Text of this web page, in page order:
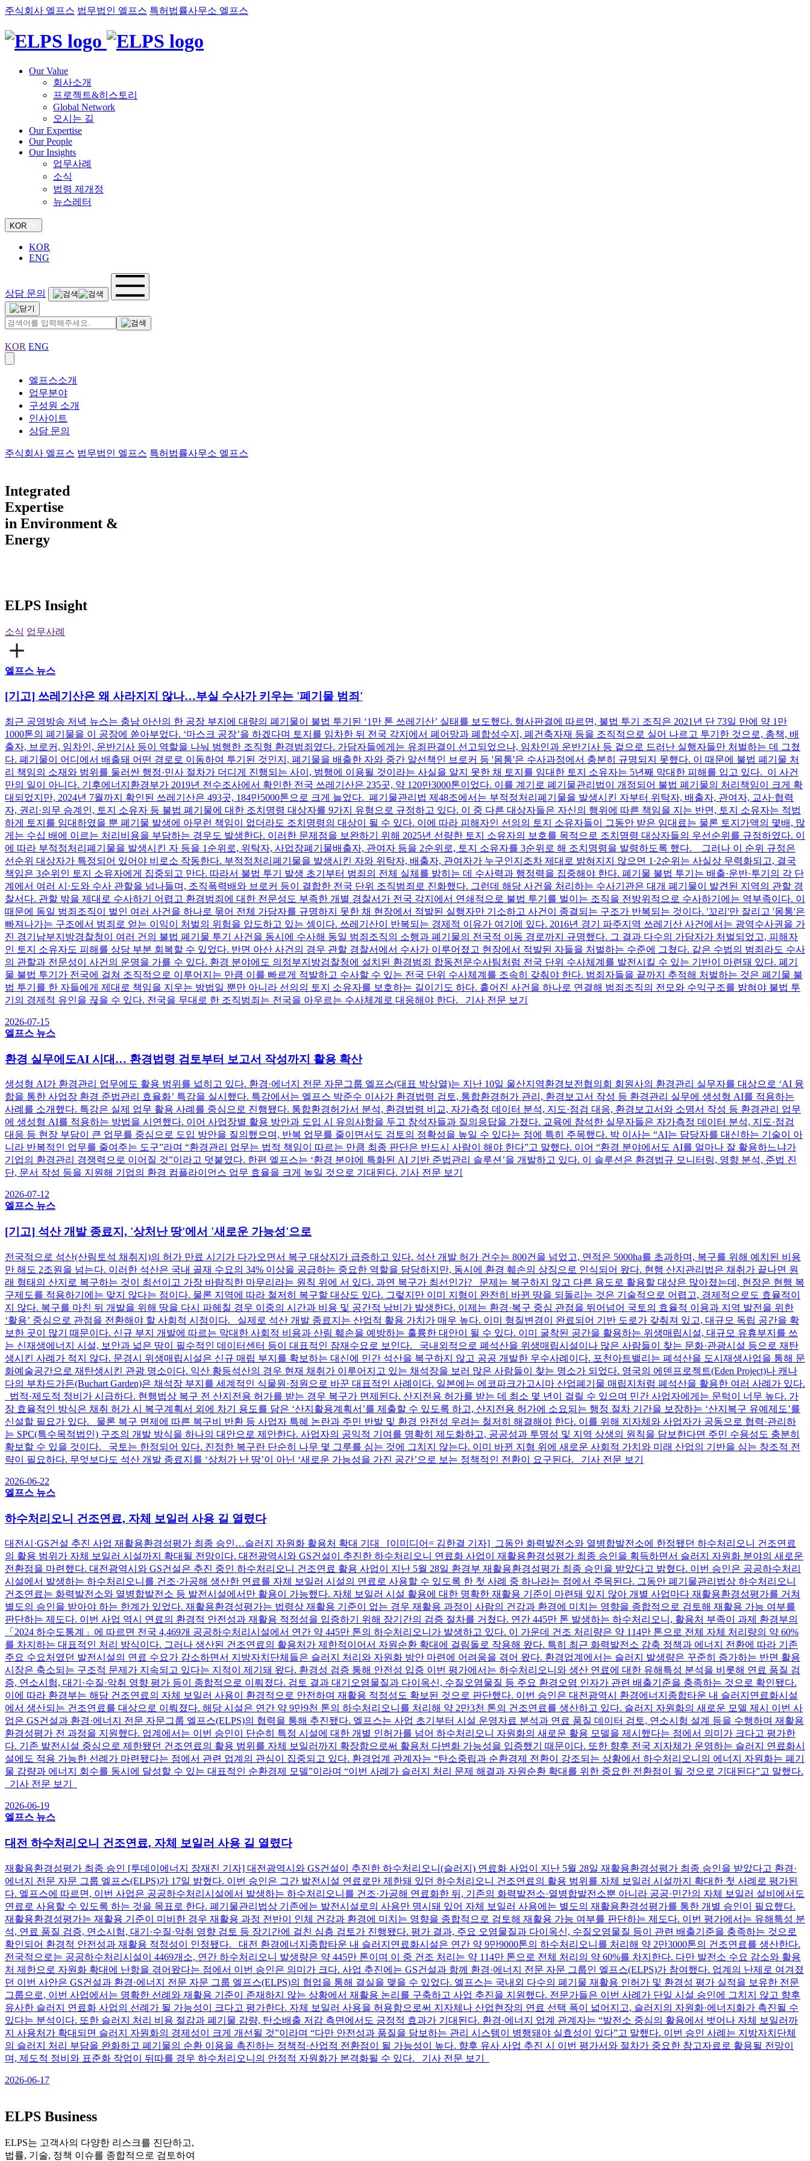
주식회사 엘프스 법무법인 엘프스 특허법률사무소 엘프스
Our Value
회사소개
프로젝트&히스토리
Global Network
오시는 길
Our Expertise
Our People
Our Insights
업무사례
소식
법령 제개정
뉴스레터
KOR
KOR
ENG
상담 문의
KOR ENG
엘프스소개
업무분야
구성원 소개
인사이트
상담 문의
주식회사 엘프스 법무법인 엘프스 특허법률사무소 엘프스
Integrated
Expertise
in Environment &
Energy
ELPS Insight
소식 업무사례
엘프스 뉴스
[기고] 쓰레기산은 왜 사라지지 않나…부실 수사가 키우는 '폐기물 범죄'
최근 공영방송 저녁 뉴스는 충남 아산의 한 공장 부지에 대량의 폐기물이 불법 투기된 ‘1만 톤 쓰레기산’ 실태를 보도했다. 형사판결에 따르면, 불법 투기 조직은 2021년 단 73일 만에 약 1만
1000톤의 폐기물을 이 공장에 쏟아부었다. ‘마스크 공장’을 하겠다며 토지를 임차한 뒤 전국 각지에서 폐어망과 폐합성수지, 폐건축자재 등을 조직적으로 실어 나르고 투기한 것으로, 총책, 배
출자, 브로커, 임차인, 운반기사 등이 역할을 나눠 범행한 조직형 환경범죄였다. 가담자들에게는 유죄판결이 선고되었으나, 임차인과 운반기사 등 겉으로 드러난 실행자들만 처벌하는 데 그쳤
다. 폐기물이 어디에서 배출돼 어떤 경로로 이동하여 투기된 것인지, 폐기물을 배출한 자와 중간 알선책인 브로커 등 '몸통'은 수사과정에서 충분히 규명되지 못했다. 이 때문에 불법 폐기물 처
리 책임의 소재와 범위를 둘러싼 행정·민사 절차가 더디게 진행되는 사이, 범행에 이용될 것이라는 사실을 알지 못한 채 토지를 임대한 토지 소유자는 5년째 막대한 피해를 입고 있다. 이 사건
만의 일이 아니다. 기후에너지환경부가 2019년 전수조사에서 확인한 전국 쓰레기산은 235곳, 약 120만3000톤이었다. 이를 계기로 폐기물관리법이 개정되어 불법 폐기물의 처리책임이 크게 확
대되었지만, 2024년 7월까지 확인된 쓰레기산은 493곳, 184만5000톤으로 크게 늘었다. 폐기물관리법 제48조에서는 부적정처리폐기물을 발생시킨 자부터 위탁자, 배출자, 관여자, 교사·협력
자, 권리·의무 승계인, 토지 소유자 등 불법 폐기물에 대한 조치명령 대상자를 9가지 유형으로 규정하고 있다. 이 중 다른 대상자들은 자신의 행위에 따른 책임을 지는 반면, 토지 소유자는 적법
하게 토지를 임대하였을 뿐 폐기물 발생에 아무런 책임이 없더라도 조치명령의 대상이 될 수 있다. 이에 따라 피해자인 선의의 토지 소유자들이 그동안 받은 임대료는 물론 토지가액의 몇배, 많
게는 수십 배에 이르는 처리비용을 부담하는 경우도 발생한다. 이러한 문제점을 보완하기 위해 2025년 선량한 토지 소유자의 보호를 목적으로 조치명령 대상자들의 우선순위를 규정하였다. 이
에 따라 부적정처리폐기물을 발생시킨 자 등을 1순위로, 위탁자, 사업장폐기물배출자, 관여자 등을 2순위로, 토지 소유자를 3순위로 해 조치명령을 발령하도록 했다. 그러나 이 순위 규정은
선순위 대상자가 특정되어 있어야 비로소 작동한다. 부적정처리폐기물을 발생시킨 자와 위탁자, 배출자, 관여자가 누구인지조차 제대로 밝혀지지 않으면 1·2순위는 사실상 무력화되고, 결국
책임은 3순위인 토지 소유자에게 집중되고 만다. 따라서 불법 투기 발생 초기부터 범죄의 전체 실체를 밝히는 데 수사력과 행정력을 집중해야 한다. 폐기물 불법 투기는 배출·운반·투기의 각 단
계에서 여러 시·도와 수사 관할을 넘나들며, 조직폭력배와 브로커 등이 결합한 전국 단위 조직범죄로 진화했다. 그런데 해당 사건을 처리하는 수사기관은 대개 폐기물이 발견된 지역의 관할 경
찰서다. 관할 밖을 제대로 수사하기 어렵고 환경범죄에 대한 전문성도 부족한 개별 경찰서가 전국 각지에서 연쇄적으로 불법 투기를 벌이는 조직을 전방위적으로 수사하기에는 역부족이다. 이
때문에 동일 범죄조직이 벌인 여러 사건을 하나로 묶어 전체 가담자를 규명하지 못한 채 현장에서 적발된 실행자만 기소하고 사건이 종결되는 구조가 반복되는 것이다. '꼬리'만 잘리고 '몸통'은
빠져나가는 구조에서 범죄로 얻는 이익이 처벌의 위험을 압도하고 있는 셈이다. 쓰레기산이 반복되는 경제적 이유가 여기에 있다. 2016년 경기 파주지역 쓰레기산 사건에서는 광역수사권을 가
진 경기남부지방경찰청이 여러 건의 불법 폐기물 투기 사건을 동시에 수사해 동일 범죄조직의 소행과 폐기물의 전국적 이동 경로까지 규명했다. 그 결과 다수의 가담자가 처벌되었고, 피해자
인 토지 소유자도 피해를 상당 부분 회복할 수 있었다. 반면 아산 사건의 경우 관할 경찰서에서 수사가 이루어졌고 현장에서 적발된 자들을 처벌하는 수준에 그쳤다. 같은 수법의 범죄라도 수사
의 관할과 전문성이 사건의 운명을 가를 수 있다. 환경 분야에도 의정부지방검찰청에 설치된 환경범죄 합동전문수사팀처럼 전국 단위 수사체계를 발전시킬 수 있는 기반이 마련돼 있다. 폐기
물 불법 투기가 전국에 걸쳐 조직적으로 이루어지는 만큼 이를 빠르게 적발하고 수사할 수 있는 전국 단위 수사체계를 조속히 갖춰야 한다. 범죄자들을 끝까지 추적해 처벌하는 것은 폐기물 불
법 투기를 한 자들에게 제대로 책임을 지우는 방법일 뿐만 아니라 선의의 토지 소유자를 보호하는 길이기도 하다. 흩어진 사건을 하나로 연결해 범죄조직의 전모와 수익구조를 밝혀야 불법 투
기의 경제적 유인을 끊을 수 있다. 전국을 무대로 한 조직범죄는 전국을 아우르는 수사체계로 대응해야 한다. 기사 전문 보기
2026-07-15
엘프스 뉴스
환경 실무에도AI 시대… 환경법령 검토부터 보고서 작성까지 활용 확산
생성형 AI가 환경관리 업무에도 활용 범위를 넓히고 있다. 환경·에너지 전문 자문그룹 엘프스(대표 박상열)는 지난 10일 울산지역환경보전협의회 회원사의 환경관리 실무자를 대상으로 ‘AI 융
합을 통한 사업장 환경 준법관리 효율화’ 특강을 실시했다. 특강에서는 엘프스 박준수 이사가 환경법령 검토, 통합환경허가 관리, 환경보고서 작성 등 환경관리 실무에 생성형 AI를 적용하는
사례를 소개했다. 특강은 실제 업무 활용 사례를 중심으로 진행됐다. 통합환경허가서 분석, 환경법령 비교, 자가측정 데이터 분석, 지도·점검 대응, 환경보고서와 소명서 작성 등 환경관리 업무
에 생성형 AI를 적용하는 방법을 시연했다. 이어 사업장별 활용 방안과 도입 시 유의사항을 두고 참석자들과 질의응답을 가졌다. 교육에 참석한 실무자들은 자가측정 데이터 분석, 지도·점검
대응 등 현장 부담이 큰 업무를 중심으로 도입 방안을 질의했으며, 반복 업무를 줄이면서도 검토의 정확성을 높일 수 있다는 점에 특히 주목했다. 박 이사는 “AI는 담당자를 대신하는 기술이 아
니라 반복적인 업무를 줄여주는 도구”라며 “환경관리 업무는 법적 책임이 따르는 만큼 최종 판단은 반드시 사람이 해야 한다”고 말했다. 이어 “환경 분야에서도 AI를 얼마나 잘 활용하느냐가
기업의 환경관리 경쟁력으로 이어질 것”이라고 덧붙였다. 한편 엘프스는 ‘환경 분야에 특화된 AI 기반 준법관리 솔루션’을 개발하고 있다. 이 솔루션은 환경법규 모니터링, 영향 분석, 준법 진
단, 문서 작성 등을 지원해 기업의 환경 컴플라이언스 업무 효율을 크게 높일 것으로 기대된다. 기사 전문 보기
2026-07-12
엘프스 뉴스
[기고] 석산 개발 종료지, '상처난 땅'에서 '새로운 가능성'으로
전국적으로 석산(산림토석 채취지)의 허가 만료 시기가 다가오면서 복구 대상지가 급증하고 있다. 석산 개발 허가 건수는 800건을 넘었고, 면적은 5000ha를 초과하며, 복구를 위해 예치된 비용
만 해도 2조원을 넘는다. 이러한 석산은 국내 골재 수요의 34% 이상을 공급하는 중요한 역할을 담당하지만, 동시에 환경 훼손의 상징으로 인식되어 왔다. 현행 산지관리법은 채취가 끝나면 원
래 형태의 산지로 복구하는 것이 최선이고 가장 바람직한 마무리라는 원칙 위에 서 있다. 과연 복구가 최선인가? 문제는 복구하지 않고 다른 용도로 활용할 대상은 많아졌는데, 현장은 현행 복
구제도를 적용하기에는 맞지 않다는 점이다. 물론 지역에 따라 철저히 복구할 대상도 있다. 그렇지만 이미 지형이 완전히 바뀐 땅을 되돌리는 것은 기술적으로 어렵고, 경제적으로도 효율적이
지 않다. 복구를 마친 뒤 개발을 위해 땅을 다시 파헤칠 경우 이중의 시간과 비용 및 공간적 낭비가 발생한다. 이제는 환경·복구 중심 관점을 뛰어넘어 국토의 효율적 이용과 지역 발전을 위한
‘활용’ 중심으로 관점을 전환해야 할 사회적 시점이다. 실제로 석산 개발 종료지는 산업적 활용 가치가 매우 높다. 이미 형질변경이 완료되어 기반 도로가 갖춰져 있고, 대규모 독립 공간을 확
보한 곳이 많기 때문이다. 신규 부지 개발에 따르는 막대한 사회적 비용과 산림 훼손을 예방하는 훌륭한 대안이 될 수 있다. 이미 굴착된 공간을 활용하는 위생매립시설, 대규모 유휴부지를 쓰
는 신재생에너지 시설, 보안과 넓은 땅이 필수적인 데이터센터 등이 대표적인 잠재수요로 보인다. 국내외적으로 폐석산을 위생매립시설이나 많은 사람들이 찾는 문화·관광시설 등으로 재탄
생시킨 사례가 적지 않다. 문경시 위생매립시설은 신규 매립 부지를 확보하는 대신에 민간 석산을 복구하지 않고 공공 개발한 우수사례이다. 포천아트밸리는 폐석산을 도시재생사업을 통해 문
화예술공간으로 재탄생시킨 관광 명소이다. 익산 황등석산의 경우 현재 채취가 이루어지고 있는 채석장을 보러 많은 사람들이 찾는 명소가 되었다. 영국의 에덴프로젝트(Eden Project)나 캐나
다의 부차드가든(Buchart Garden)은 채석장 부지를 세계적인 식물원·정원으로 바꾼 대표적인 사례이다. 일본에는 에코파크가고시마 산업폐기물 매립지처럼 폐석산을 활용한 여러 사례가 있다.
법적·제도적 정비가 시급하다. 현행법상 복구 전 산지전용 허가를 받는 경우 복구가 면제된다. 산지전용 허가를 받는 데 최소 몇 년이 걸릴 수 있으며 민간 사업자에게는 문턱이 너무 높다. 가
장 효율적인 방식은 채취 허가 시 복구계획서 외에 차기 용도를 담은 ‘산지활용계획서’를 제출할 수 있도록 하고, 산지전용 허가에 소요되는 행정 절차 기간을 보장하는 ‘산지복구 유예제도’를
신설할 필요가 있다. 물론 복구 면제에 따른 복구비 반환 등 사업자 특혜 논란과 주민 반발 및 환경 안전성 우려는 철저히 해결해야 한다. 이를 위해 지자체와 사업자가 공동으로 협력·관리하
는 SPC(특수목적법인) 구조의 개발 방식을 하나의 대안으로 제안한다. 사업자의 공익적 기여를 명확히 제도화하고, 공공성과 투명성 및 지역 상생의 원칙을 담보한다면 주민 수용성도 충분히
확보할 수 있을 것이다. 국토는 한정되어 있다. 진정한 복구란 단순히 나무 몇 그루를 심는 것에 그치지 않는다. 이미 바뀐 지형 위에 새로운 사회적 가치와 미래 산업의 기반을 심는 창조적 전
략이 필요하다. 무엇보다도 석산 개발 종료지를 ‘상처가 난 땅’이 아닌 ‘새로운 가능성을 가진 공간’으로 보는 정책적인 전환이 요구된다. 기사 전문 보기
2026-06-22
엘프스 뉴스
하수처리오니 건조연료, 자체 보일러 사용 길 열렸다
대전시·GS건설 추진 사업 재활용환경성평가 최종 승인…슬러지 자원화 활용처 확대 기대 [이미디어= 김한결 기자] 그동안 화력발전소와 열병합발전소에 한정됐던 하수처리오니 건조연료
의 활용 범위가 자체 보일러 시설까지 확대될 전망이다. 대전광역시와 GS건설이 추진한 하수처리오니 연료화 사업이 재활용환경성평가 최종 승인을 획득하면서 슬러지 자원화 분야의 새로운
전환점을 마련했다. 대전광역시와 GS건설은 추진 중인 하수처리오니 건조연료 활용 사업이 지난 5월 28일 환경부 재활용환경성평가 최종 승인을 받았다고 밝혔다. 이번 승인은 공공하수처리
시설에서 발생하는 하수처리오니를 건조·가공해 생산한 연료를 자체 보일러 시설의 연료로 사용할 수 있도록 한 첫 사례 중 하나라는 점에서 주목된다. 그동안 폐기물관리법상 하수처리오니
건조연료는 화력발전소와 열병합발전소 등 발전시설에서만 활용이 가능했다. 자체 보일러 시설 활용에 대한 명확한 재활용 기준이 마련돼 있지 않아 개별 사업마다 재활용환경성평가를 거쳐
별도의 승인을 받아야 하는 한계가 있었다. 재활용환경성평가는 법령상 재활용 기준이 없는 경우 재활용 과정이 사람의 건강과 환경에 미치는 영향을 종합적으로 검토해 재활용 가능 여부를
판단하는 제도다. 이번 사업 역시 연료의 환경적 안전성과 재활용 적정성을 입증하기 위해 장기간의 검증 절차를 거쳤다. 연간 445만 톤 발생하는 하수처리오니, 활용처 부족이 과제 환경부의
「2024 하수도통계」에 따르면 전국 4,469개 공공하수처리시설에서 연간 약 445만 톤의 하수처리오니가 발생하고 있다. 이 가운데 건조 처리량은 약 114만 톤으로 전체 자체 처리량의 약 60%
를 차지하는 대표적인 처리 방식이다. 그러나 생산된 건조연료의 활용처가 제한적이어서 자원순환 확대에 걸림돌로 작용해 왔다. 특히 최근 화력발전소 감축 정책과 에너지 전환에 따라 기존
주요 수요처였던 발전시설의 연료 수요가 감소하면서 지방자치단체들은 슬러지 처리와 자원화 방안 마련에 어려움을 겪어 왔다. 환경업계에서는 슬러지 발생량은 꾸준히 증가하는 반면 활용
시장은 축소되는 구조적 문제가 지속되고 있다는 지적이 제기돼 왔다. 환경성 검증 통해 안전성 입증 이번 평가에서는 하수처리오니와 생산 연료에 대한 유해특성 분석을 비롯해 연료 품질 검
증, 연소시험, 대기·수질·악취 영향 평가 등이 종합적으로 이뤄졌다. 검토 결과 대기오염물질과 다이옥신, 수질오염물질 등 주요 환경오염 인자가 관련 배출기준을 충족하는 것으로 확인됐다.
이에 따라 환경부는 해당 건조연료의 자체 보일러 사용이 환경적으로 안전하며 재활용 적정성도 확보된 것으로 판단했다. 이번 승인은 대전광역시 환경에너지종합타운 내 슬러지연료화시설
에서 생산되는 건조연료를 대상으로 이뤄졌다. 해당 시설은 연간 약 9만9천 톤의 하수처리오니를 처리해 약 2만3천 톤의 건조연료를 생산하고 있다. 슬러지 자원화의 새로운 모델 제시 이번 사
업은 GS건설과 환경·에너지 전문 자문그룹 엘프스(ELPS)의 협력을 통해 추진됐다. 엘프스는 사업 초기부터 시설 운영자료 분석과 연료 품질 데이터 검토, 연소시험 설계 등을 수행하며 재활용
환경성평가 전 과정을 지원했다. 업계에서는 이번 승인이 단순히 특정 시설에 대한 개별 인허가를 넘어 하수처리오니 자원화의 새로운 활용 모델을 제시했다는 점에서 의미가 크다고 평가한
다. 기존 발전시설 중심으로 제한됐던 건조연료의 활용 범위를 자체 보일러까지 확장함으로써 활용처 다변화 가능성을 입증했기 때문이다. 또한 향후 전국 지자체가 운영하는 슬러지 연료화시
설에도 적용 가능한 선례가 마련됐다는 점에서 관련 업계의 관심이 집중되고 있다. 환경업계 관계자는 “탄소중립과 순환경제 전환이 강조되는 상황에서 하수처리오니의 에너지 자원화는 폐기
물 감량과 에너지 회수를 동시에 달성할 수 있는 대표적인 순환경제 모델”이라며 “이번 사례가 슬러지 처리 문제 해결과 자원순환 확대를 위한 중요한 전환점이 될 것으로 기대된다”고 말했다.
기사 전문 보기
2026-06-19
엘프스 뉴스
대전 하수처리오니 건조연료, 자체 보일러 사용 길 열렸다
재활용환경성평가 최종 승인 [투데이에너지 장재진 기자] 대전광역시와 GS건설이 추진한 하수처리오니(슬러지) 연료화 사업이 지난 5월 28일 재활용환경성평가 최종 승인을 받았다고 환경·
에너지 전문 자문 그룹 엘프스(ELPS)가 17일 밝혔다. 이번 승인은 그간 발전시설 연료로만 제한돼 있던 하수처리오니 건조연료의 활용 범위를 자체 보일러 시설까지 확대한 첫 사례로 평가된
다. 엘프스에 따르면, 이번 사업은 공공하수처리시설에서 발생하는 하수처리오니를 건조·가공해 연료화한 뒤, 기존의 화력발전소·열병합발전소뿐 아니라 공공·민간의 자체 보일러 설비에서도
연료로 사용할 수 있도록 하는 것을 목표로 한다. 폐기물관리법상 기존에는 발전시설로의 사용만 명시돼 있어 자체 보일러 사용에는 별도의 재활용환경성평가를 통한 개별 승인이 필요했다.
재활용환경성평가는 재활용 기준이 미비한 경우 재활용 과정 전반이 인체 건강과 환경에 미치는 영향을 종합적으로 검토해 재활용 가능 여부를 판단하는 제도다. 이번 평가에서는 유해특성 분
석, 연료 품질 검증, 연소시험, 대기·수질·악취 영향 검토 등 장기간에 걸친 심층 검토가 진행됐다. 평가 결과, 주요 오염물질과 다이옥신, 수질오염물질 등이 관련 배출기준을 충족하는 것으로
확인되어 환경적 안전성과 재활용 적정성이 인정됐다. 대전 환경에너지종합타운 내 슬러지연료화시설은 연간 약 9만9000톤의 하수처리오니를 처리해 약 2만3000톤의 건조연료를 생산한다.
전국적으로는 공공하수처리시설이 4469개소, 연간 하수처리오니 발생량은 약 445만 톤이며 이 중 건조 처리는 약 114만 톤으로 전체 처리의 약 60%를 차지한다. 다만 발전소 수요 감소와 활용
처 제한으로 자원화 확대에 난항을 겪어왔다는 점에서 이번 승인은 의미가 크다. 사업 추진에는 GS건설과 함께 환경·에너지 전문 자문 그룹인 엘프스(ELPS)가 참여했다. 업계의 난제로 여겨졌
던 이번 사안은 GS건설과 환경·에너지 전문 자문 그룹 엘프스(ELPS)의 협업을 통해 결실을 맺을 수 있었다. 엘프스는 국내외 다수의 폐기물 재활용 인허가 및 환경성 평가 실적을 보유한 전문
그룹으로, 이번 사업에서는 명확한 선례와 재활용 기준이 존재하지 않는 상황에서 재활용 논리를 구축하고 사업 추진을 지원했다. 전문가들은 이번 사례가 단일 시설 승인에 그치지 않고 향후
유사한 슬러지 연료화 사업의 선례가 될 가능성이 크다고 평가한다. 자체 보일러 사용을 허용함으로써 지자체나 산업현장의 연료 선택 폭이 넓어지고, 슬러지의 자원화·에너지화가 촉진될 수
있다는 분석이다. 또한 슬러지 처리 비용 절감과 폐기물 감량, 탄소배출 저감 측면에서도 긍정적 효과가 기대된다. 환경·에너지 업계 관계자는 “발전소 중심의 활용에서 벗어나 자체 보일러까
지 사용처가 확대되면 슬러지 자원화의 경제성이 크게 개선될 것”이라며 “다만 안전성과 품질을 담보하는 관리 시스템이 병행돼야 실효성이 있다”고 말했다. 이번 승인 사례는 지방자치단체
의 슬러지 처리 부담을 완화하고 폐기물의 순환 이용을 촉진하는 정책적·산업적 전환점이 될 가능성이 높다. 향후 유사 사업 추진 시 이번 평가서와 절차가 중요한 참고자료로 활용될 전망이
며, 제도적 정비와 표준화 작업이 뒤따를 경우 하수처리오니의 안정적 자원화가 본격화될 수 있다. 기사 전문 보기
2026-06-17
ELPS Business
ELPS는 고객사의 다양한 리스크를 진단하고,
법률, 기술, 정책 이슈를 종합적으로 검토하여